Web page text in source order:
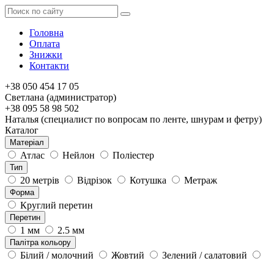
Головна
Оплата
Знижки
Контакти
+38 050 454 17 05
Светлана (администратор)
+38 095 58 98 502
Наталья (специалист по вопросам по ленте, шнурам и фетру)
Каталог
Матеріал
Атлас Нейлон Поліестер
Тип
20 метрів Відрізок Котушка Метраж
Форма
Круглий перетин
Перетин
1 мм 2.5 мм
Палітра кольору
Білий / молочний Жовтий
Зелений / салатовий